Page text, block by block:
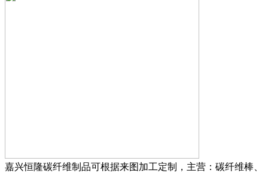
嘉兴恒隆碳纤维制品可根据来图加工定制，主营：碳纤维棒、